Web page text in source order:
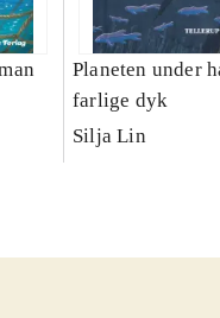
Planeten under
farlige dyk
Silja Lin